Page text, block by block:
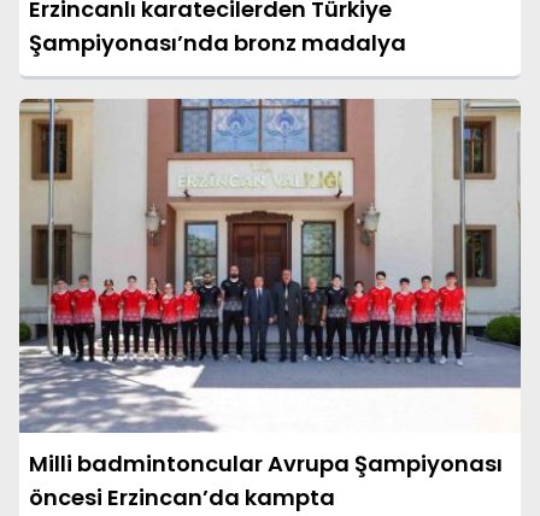
Erzincanlı karatecilerden Türkiye
Şampiyonası’nda bronz madalya
Milli badmintoncular Avrupa Şampiyonası
öncesi Erzincan’da kampta